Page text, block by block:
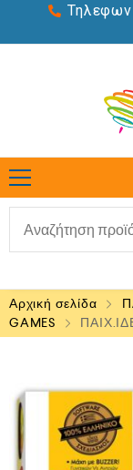
Αρχική σελίδα
GAMES